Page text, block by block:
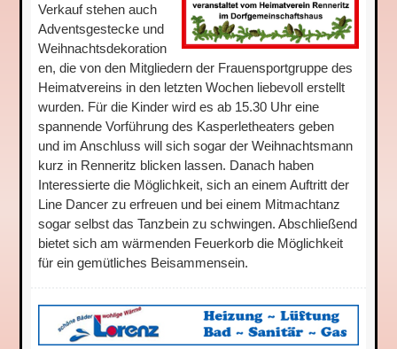
Verkauf stehen auch
Adventsgestecke und
Weihnachtsdekoration
en, die von den Mitgliedern der Frauensportgruppe des
Heimatvereins in den letzten Wochen liebevoll erstellt
wurden. Für die Kinder wird es ab 15.30 Uhr eine
spannende Vorführung des Kasperletheaters geben
und im Anschluss will sich sogar der Weihnachtsmann
kurz in Renneritz blicken lassen. Danach haben
Interessierte die Möglichkeit, sich an einem Auftritt der
Line Dancer zu erfreuen und bei einem Mitmachtanz
sogar selbst das Tanzbein zu schwingen. Abschließend
bietet sich am wärmenden Feuerkorb die Möglichkeit
für ein gemütliches Beisammensein.